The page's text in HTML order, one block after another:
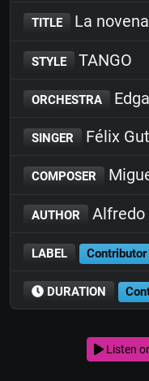
TITLE La novena
STYLE TANGO
ORCHESTRA
SINGER Félix
COMPOSER
AUTHOR Alfredo
LABEL
DURATION
Listen